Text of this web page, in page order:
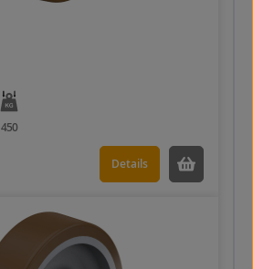
450
Details